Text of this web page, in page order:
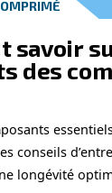
sûre et
de